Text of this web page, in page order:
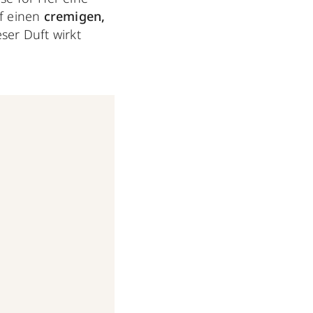
einen cremigen,
Duft wirkt